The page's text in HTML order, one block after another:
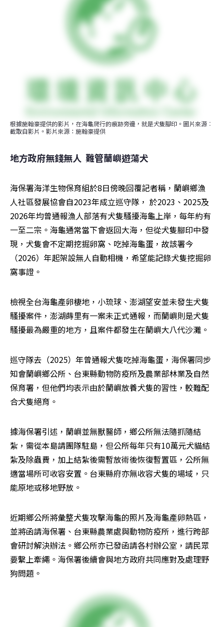
根據施翰豪提供的影片，在海龜爬行的痕跡旁邊，就是犬隻腳印。圖片來源︰
截取自影片。影片來源：施翰豪提供
地方政府無錢無人  難管蘭嶼遊蕩犬
海保署海洋生物保育組於8日傍晚回覆記者稱，蘭嶼鄉漁
人社區發展協會自2023年成立巡守隊， 於2023、2025及
2026年均曾通報漁人部落有犬隻騷擾海龜上岸，每年約有
一至二宗。海龜通常當下會返回大海，但從犬隻腳印中發
現，犬隻會不定期挖掘卵窩、吃掉海龜蛋，故該署今
（2026）年起架設無人自動相機，希望能記錄犬隻挖掘卵
窩事證。
檢視全台海龜產卵棲地，小琉球、澎湖望安並未發生犬隻
騷擾案件，澎湖蒔里有一案未正式通報，而蘭嶼則是犬隻
騷擾最為嚴重的地方，且案件都發生在蘭嶼大八代沙灘。
巡守隊去（2025）年曾通報犬隻吃掉海龜蛋，海保署同步
知會蘭嶼鄉公所、台東縣動物防疫所及農業部林業及自然
保育署，但他們均表示由於蘭嶼放養犬隻的習性，較難配
合犬隻絕育。
據海保署引述，蘭嶼並無獸醫師，鄉公所無法隨抓隨結
紮，需從本島請團隊駐島，但公所每年只有10萬元犬貓結
紮及除蟲費，加上結紮後需暫放術後恢復暫置區，公所無
適當場所可收容安置。台東縣府亦無收容犬隻的場域，只
能原地或移地野放。
近期鄉公所將彙整犬隻攻擊海龜的照片及海龜產卵熱區，
並將函請海保署、台東縣農業處與動物防疫所，進行跨部
會研討解決辦法。鄉公所亦已發函請各村辦公室，請民眾
要繫上牽繩。海保署後續會與地方政府共同應對及處理野
狗問題。